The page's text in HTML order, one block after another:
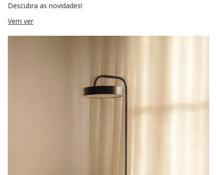
Descubra as novidades!
Vem ver